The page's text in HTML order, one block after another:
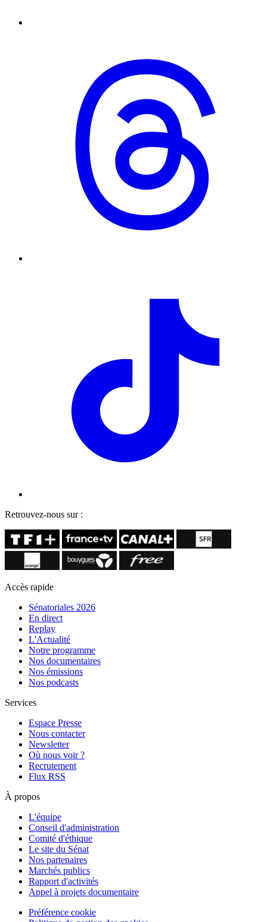
Retrouvez-nous sur :
Accès rapide
Sénatoriales 2026
En direct
Replay
L'Actualité
Notre programme
Nos documentaires
Nos émissions
Nos podcasts
Services
Espace Presse
Nous contacter
Newsletter
Où nous voir ?
Recrutement
Flux RSS
À propos
L'équipe
Conseil d'administration
Comité d'éthique
Le site du Sénat
Nos partenaires
Marchés publics
Rapport d'activités
Appel à projets documentaire
Préférence cookie